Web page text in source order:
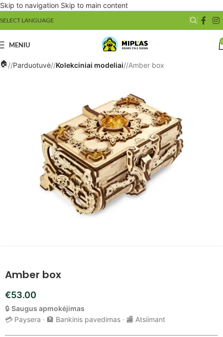
Skip to navigation Skip to main content
SELECT LANGUAGE
MENIU
/ Parduotuvė/ Kolekciniai modeliai/ Amber box
Amber box
€53.00
🔒 Saugus apmokėjimas
💳 Paysera · 🏦 Bankinis pavedimas · 🏬 Atsiimant